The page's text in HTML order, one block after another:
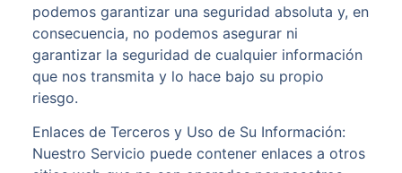
podemos garantizar una seguridad absoluta y, en
consecuencia, no podemos asegurar ni
garantizar la seguridad de cualquier información
que nos transmita y lo hace bajo su propio
riesgo.
Enlaces de Terceros y Uso de Su Información:
Nuestro Servicio puede contener enlaces a otros